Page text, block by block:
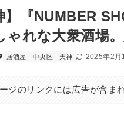
】『NUMBER
ゃれな大衆酒場
居酒屋 中央区 天神 2025年2月
ジのリンクには広告が含ま